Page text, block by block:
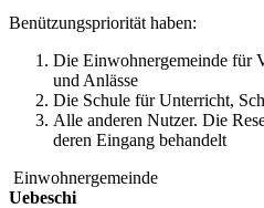
Benützungspriorität haben:
Die Einwohnergemeinde für
und Anlässe
Die Schule für Unterricht,
Alle anderen Nutzer. Die
deren Eingang behandelt
Einwohnergemeinde
Uebeschi